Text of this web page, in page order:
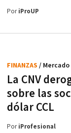
PoriProUP
La CNV
sobre las
dólar CCL
FINANZAS /
PoriProfesional